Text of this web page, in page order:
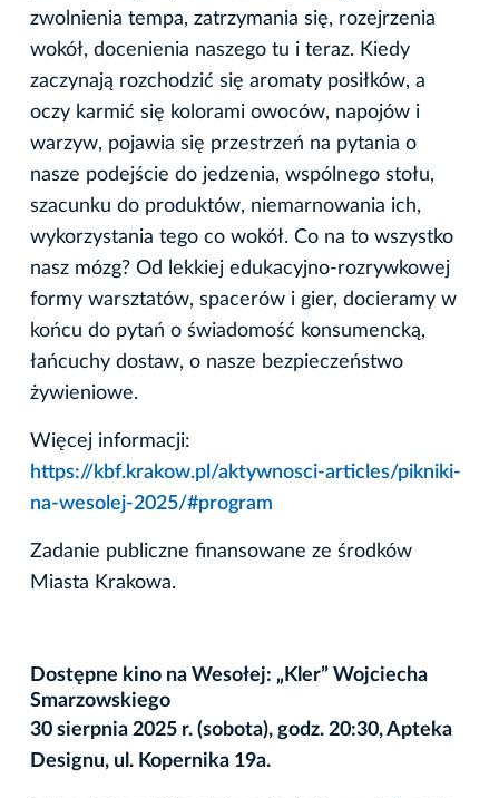
zwolnienia tempa, zatrzymania się, rozejrzenia
wokół, docenienia naszego tu i teraz. Kiedy
zaczynają rozchodzić się aromaty posiłków, a
oczy karmić się kolorami owoców, napojów i
warzyw, pojawia się przestrzeń na pytania o
nasze podejście do jedzenia, wspólnego stołu,
szacunku do produktów, niemarnowania ich,
wykorzystania tego co wokół. Co na to wszystko
nasz mózg? Od lekkiej edukacyjno-rozrywkowej
formy warsztatów, spacerów i gier, docieramy w
końcu do pytań o świadomość konsumencką,
łańcuchy dostaw, o nasze bezpieczeństwo
żywieniowe.
Więcej informacji:
https://kbf.krakow.pl/aktywnosci-articles/pikniki-
na-wesolej-2025/#program
Zadanie publiczne finansowane ze środków
Miasta Krakowa.
Dostępne kino na Wesołej: „Kler” Wojciecha
Smarzowskiego
30 sierpnia 2025 r. (sobota), godz. 20:30, Apteka
Designu, ul. Kopernika 19a.